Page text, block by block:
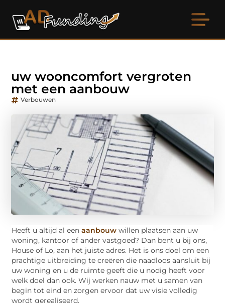
uw wooncomfort vergroten
met een aanbouw
Verbouwen
Heeft u altijd al eenaanbouw willen plaatsen aan uw
woning, kantoor of ander vastgoed? Dan bent u bij ons,
House of Lo, aan het juiste adres. Het is ons doel om een
prachtige uitbreiding te creëren die naadloos aansluit bij
uw woning en u de ruimte geeft die u nodig heeft voor
welk doel dan ook. Wij werken nauw met u samen van
begin tot eind en zorgen ervoor dat uw visie volledig
wordt gerealiseerd.